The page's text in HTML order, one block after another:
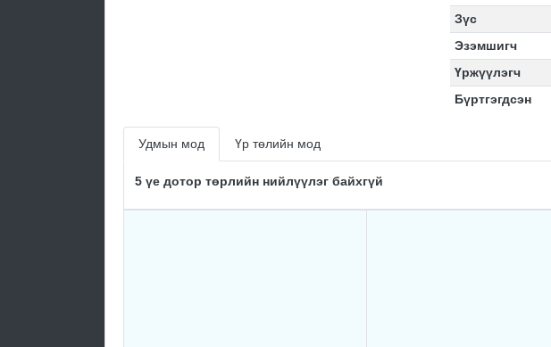
Зүс
Эзэмшигч
Үржүүлэгч
Бүртгэгдсэн
Удмын мод Үр төлийн мод
5 үе дотор төрлийн нийлүүлэг байхгүй